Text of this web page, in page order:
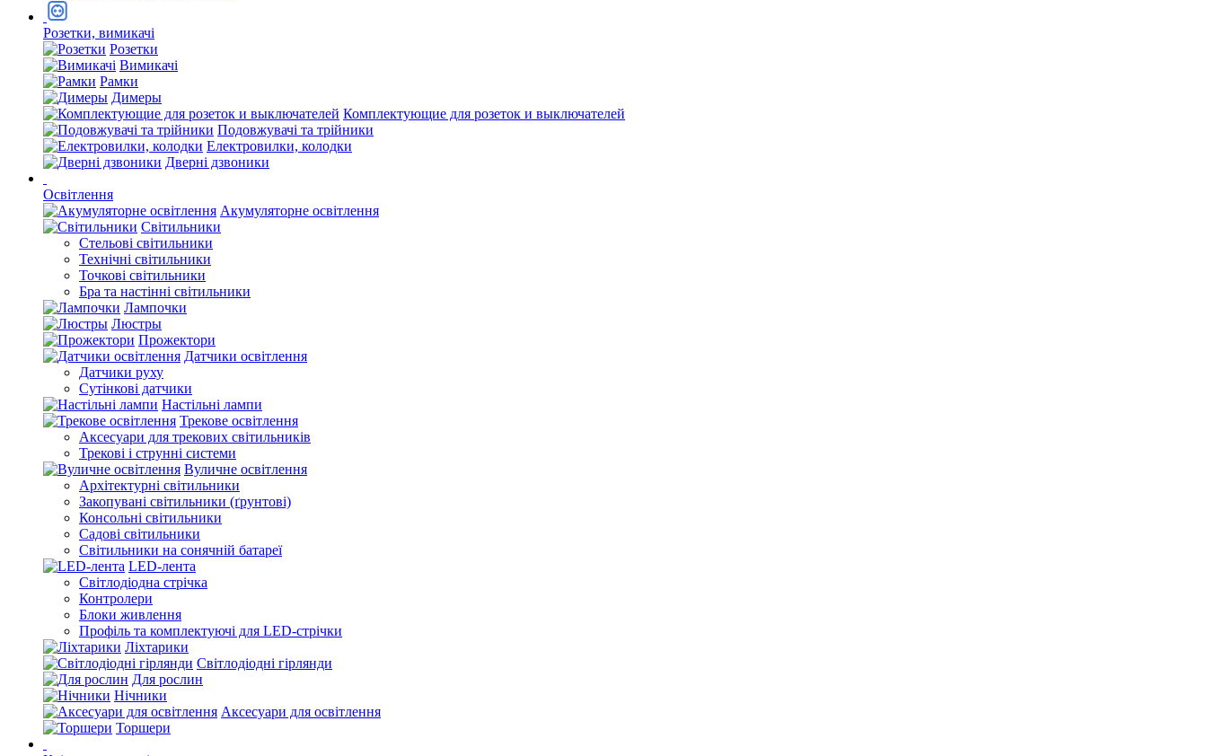
Розетки, вимикачі
Розетки
Вимикачі
Рамки
Димеры
Комплектующие для розеток и выключателей
Подовжувачі та трійники
Електровилки, колодки
Дверні дзвоники
Освітлення
Акумуляторне освітлення
Світильники
Стельові світильники
Технічні світильники
Точкові світильники
Бра та настінні світильники
Лампочки
Люстры
Прожектори
Датчики освітлення
Датчики руху
Сутінкові датчики
Настільні лампи
Трекове освітлення
Аксесуари для трекових світильників
Трекові і струнні системи
Вуличне освітлення
Архітектурні світильники
Закопувані світильники (ґрунтові)
Консольні світильники
Садові світильники
Світильники на сонячній батареї
LED-лента
Світлодіодна стрічка
Контролери
Блоки живлення
Профіль та комплектуючі для LED-стрічки
Ліхтарики
Світлодіодні гірлянди
Для рослин
Нічники
Аксесуари для освітлення
Торшери